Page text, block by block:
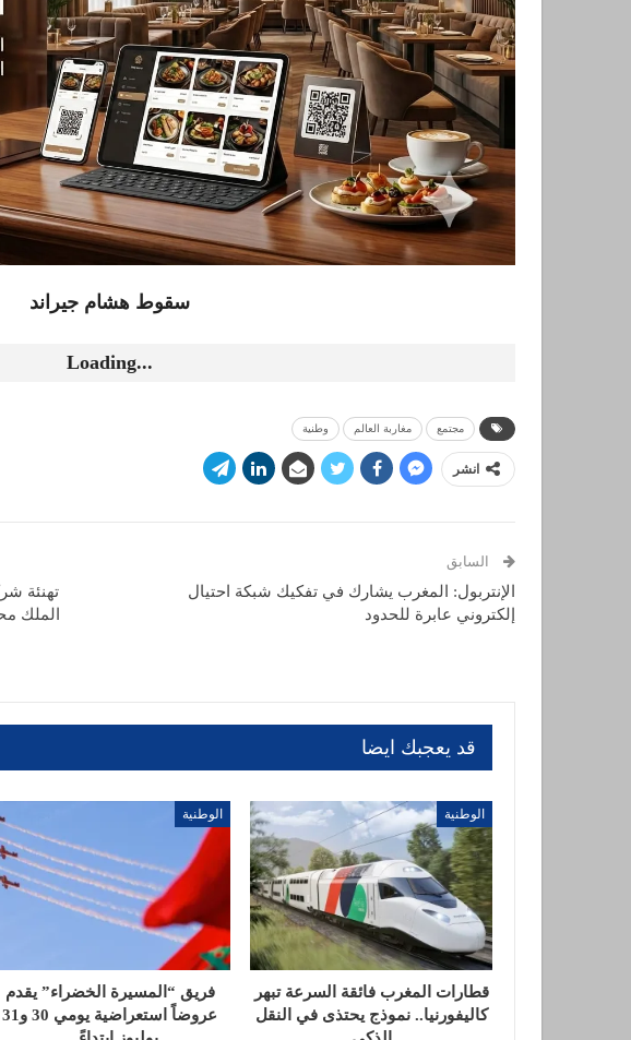
سقوط هشام جيراند
Loading...
مجتمع مغاربة العالم وطنية
انشر
السابق
الإنتربول: المغرب يشارك في تفكيك شبكة احتيال
إلكتروني عابرة للحدود
الملك
قد يعجبك ايضا
الوطنية
قطارات المغرب فائقة السرعة تبهر
كاليفورنيا.. نموذج يحتذى في النقل
الوطنية
فريق “المسيرة الخضراء” يقدم
عروضاً استعراضية يومي 30 و31